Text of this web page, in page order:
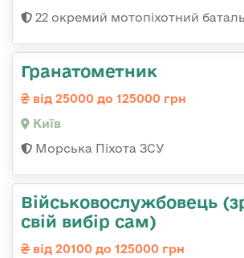
22 окремий мотопіхотний
Гранатометник
від 25000 до 125000 грн
Київ
Морська Піхота ЗСУ
Військовослужбовець
свій вибір сам)
від 20100 до 125000 грн